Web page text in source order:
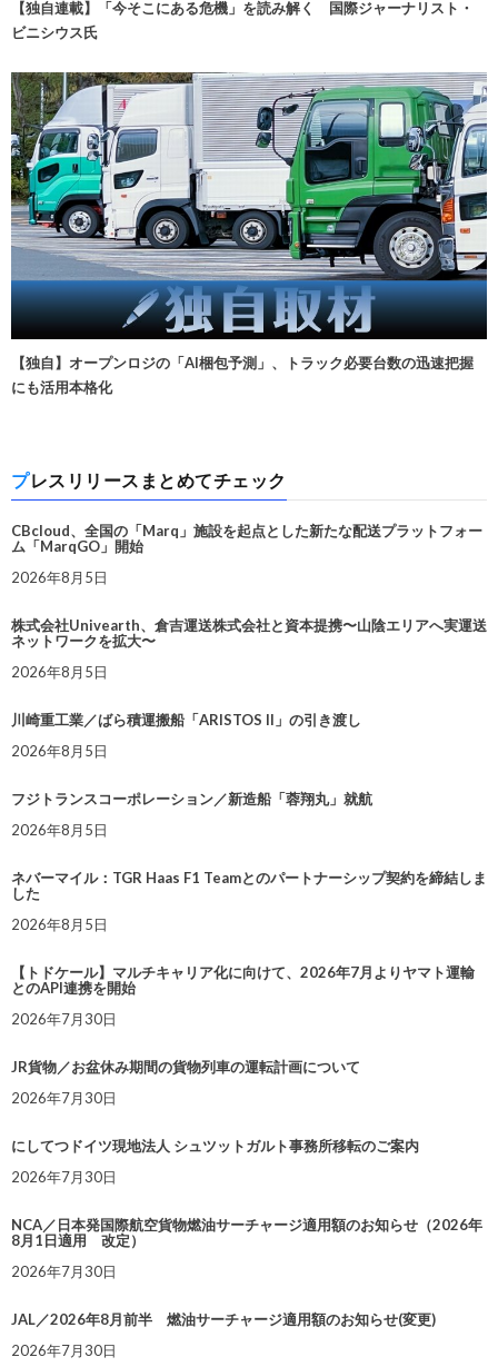
【独自連載】「今そこにある危機」を読み解く 国際ジャーナリスト・
ビニシウス氏
【独自】オープンロジの「AI梱包予測」、トラック必要台数の迅速把握
にも活用本格化
プレスリリースまとめてチェック
CBcloud、全国の「Marq」施設を起点とした新たな配送プラットフォー
ム「MarqGO」開始
2026年8月5日
株式会社Univearth、倉吉運送株式会社と資本提携〜山陰エリアへ実運送
ネットワークを拡大〜
2026年8月5日
川崎重工業／ばら積運搬船「ARISTOS II」の引き渡し
2026年8月5日
フジトランスコーポレーション／新造船「蓉翔丸」就航
2026年8月5日
ネバーマイル：TGR Haas F1 Teamとのパートナーシップ契約を締結しま
した
2026年8月5日
【トドケール】マルチキャリア化に向けて、2026年7月よりヤマト運輸
とのAPI連携を開始
2026年7月30日
JR貨物／お盆休み期間の貨物列車の運転計画について
2026年7月30日
にしてつドイツ現地法人 シュツットガルト事務所移転のご案内
2026年7月30日
NCA／日本発国際航空貨物燃油サーチャージ適用額のお知らせ（2026年
8月1日適用 改定）
2026年7月30日
JAL／2026年8月前半 燃油サーチャージ適用額のお知らせ(変更)
2026年7月30日